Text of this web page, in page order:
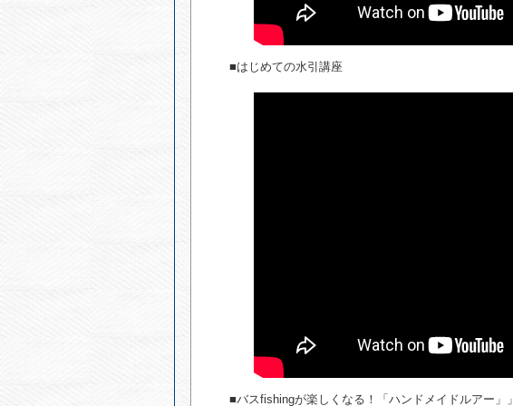
■はじめての水引講座
■バスfishingが楽しくなる！「ハンドメイドルアー」」